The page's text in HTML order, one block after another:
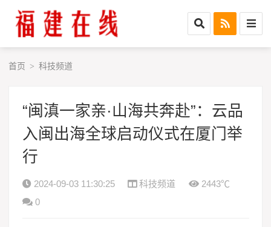
首页 > 科技频道
“闽滇一家亲·山海共奔赴”：云品
入闽出海全球启动仪式在厦门举
行
2024-09-03 11:30:25 科技频道
2443℃
0